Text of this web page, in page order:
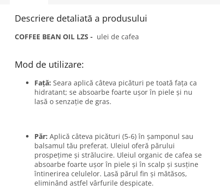
Descriere detaliată a produsului
COFFEE BEAN OIL LZS - ulei de cafea
Mod de utilizare:
Față: Seara aplică câteva picături pe toată fața ca
hidratant; se absoarbe foarte ușor în piele și nu
lasă o senzație de gras.
Păr: Aplică câteva picături (5-6) în șamponul sau
balsamul tău preferat. Uleiul oferă părului
prospețime și strălucire. Uleiul organic de cafea se
absoarbe foarte ușor în piele și în scalp și susține
întinerirea celulelor. Lasă părul fin și mătăsos,
eliminând astfel vârfurile despicate.